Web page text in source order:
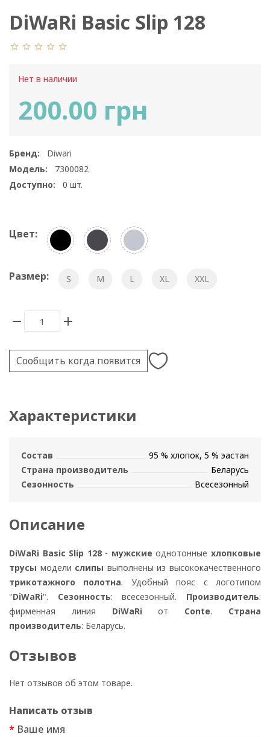
DiWaRi Basic Slip 128
Нет в наличии
200.00 грн
Бренд:
Diwari
Модель:
7300082
Доступно:
0 шт.
Цвет:
Размер: S M L XL XXL
Сообщить когда появится
Характеристики
Состав
95 % хлопок, 5 % эастан
Страна производитель
Беларусь
Сезонность
Всесезонный
Описание
DiWaRi Basic Slip 128 - мужскиеоднотонныехлопковые
трусы модели слипы выполнены из высококачественного
трикотажного полотна. Удобный пояс с логотипом
"DiWaRi". Сезонность: всесезонный. Производитель:
фирменная линия DiWaRiот Conte. Страна
производитель: Беларусь.
Отзывов
Нет отзывов об этом товаре.
Написать отзыв
Ваше имя